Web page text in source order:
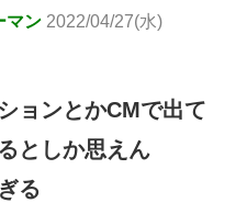
マン 2022/04/27(水)
ョンとかCMで出て
としか思えん
る